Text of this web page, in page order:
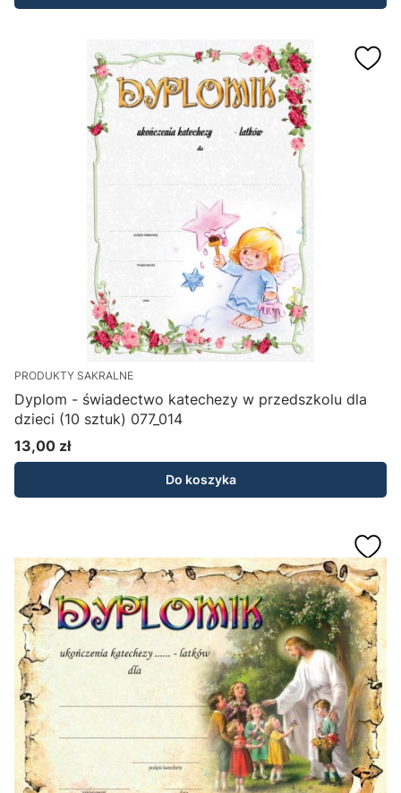
PRODUKTY SAKRALNE
Dyplom - świadectwo katechezy w przedszkolu dla
dzieci (10 sztuk) 077_014
Cena
13,00 zł
Do koszyka